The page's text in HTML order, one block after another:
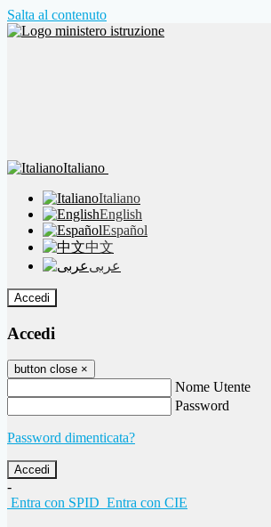
Salta al contenuto
Italiano
Italiano
English
Español
中文
عربى
Accedi
Accedi
button close ×
Nome Utente
Password
Password dimenticata?
-
Entra con SPID Entra con CIE